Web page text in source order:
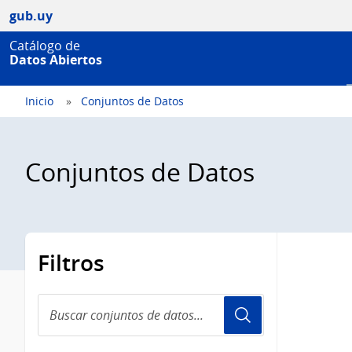
gub.uy
Catálogo de
Datos Abiertos
Inicio Conjuntos de Datos
Conjuntos de Datos
Filtros
conjuntos
de